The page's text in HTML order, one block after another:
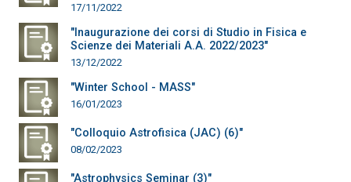
17/11/2022
"Inaugurazione dei corsi di Studio in Fisica e
Scienze dei Materiali A.A. 2022/2023"
13/12/2022
"Winter School - MASS"
16/01/2023
"Colloquio Astrofisica (JAC) (6)"
08/02/2023
"Astrophysics Seminar (3)"